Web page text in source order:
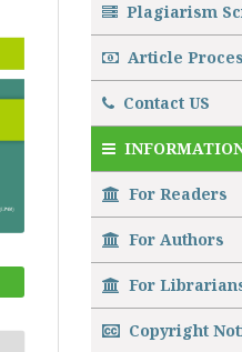
Plagiarism
Article
Contact US
For Readers
For Authors
For
Copyright